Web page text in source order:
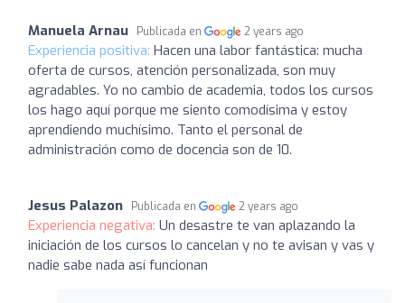
Manuela Arnau Publicada en 2 years ago
Experiencia positiva: Hacen una labor fantástica: mucha
oferta de cursos, atención personalizada, son muy
agradables. Yo no cambio de academia, todos los cursos
los hago aquí porque me siento comodísima y estoy
aprendiendo muchísimo. Tanto el personal de
administración como de docencia son de 10.
Jesus Palazon Publicada en 2 years ago
Experiencia negativa: Un desastre te van aplazando la
iniciación de los cursos lo cancelan y no te avisan y vas y
nadie sabe nada así funcionan